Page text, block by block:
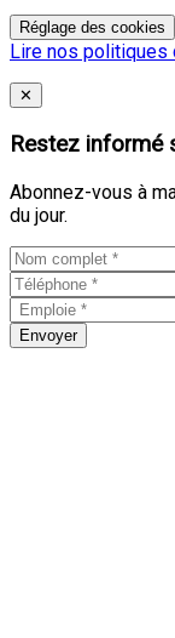
Réglage des cookies
Lire nos
Close
✕
Restez informé
Abonnez-vous à
du jour.
Envoyer